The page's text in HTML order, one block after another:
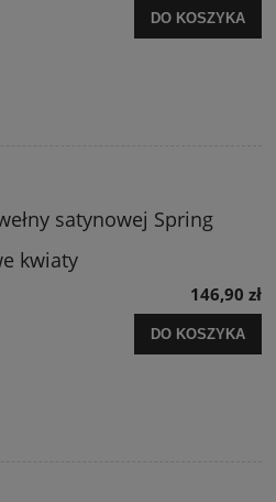
DO KOSZYKA
satynowej Spring
kwiaty
146,90 zł
DO KOSZYKA